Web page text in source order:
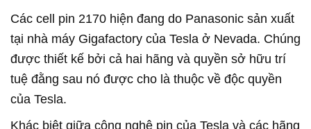
Các cell pin 2170 hiện đang do Panasonic sản xuất
tại nhà máy Gigafactory của Tesla ở Nevada. Chúng
được thiết kế bởi cả hai hãng và quyền sở hữu trí
tuệ đằng sau nó được cho là thuộc về độc quyền
của Tesla.
Khác biệt giữa công nghệ pin của Tesla và các hãng